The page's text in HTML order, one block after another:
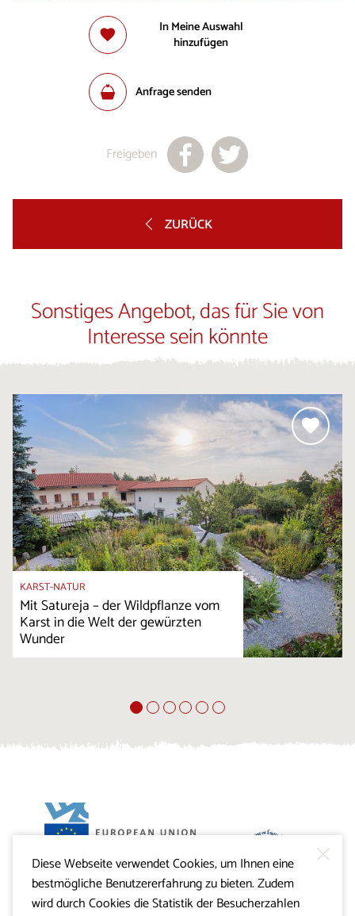
In Meine Auswahl
hinzufügen
Anfrage senden
Freigeben
ZURÜCK
Sonstiges Angebot, das für Sie von
Interesse sein könnte
KARST-NATUR
Mit Satureja – der Wildpflanze vom
Karst in die Welt der gewürzten
Wunder
Projekt Visitkras. Die Investition wird von der Republik
Slowenien und von der Europäischen Union aus dem
Europäischen Fonds für regionale Entwicklung
mitfinanziert.
Diese Webseite verwendet Cookies, um Ihnen eine
bestmögliche Benutzererfahrung zu bieten. Zudem
wird durch Cookies die Statistik der Besucherzahlen